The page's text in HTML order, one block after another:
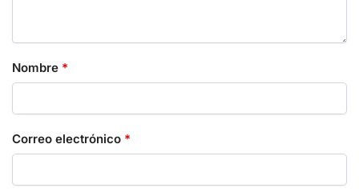
Nombre *
Correo electrónico *